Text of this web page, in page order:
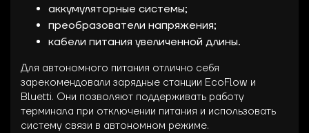
аккумуляторные системы;
преобразователи напряжения;
кабели питания увеличенной длины.
Для автономного питания отлично себя
зарекомендовали зарядные станции EcoFlow и
Bluetti. Они позволяют поддерживать работу
терминала при отключении питания и использовать
систему связи в автономном режиме.